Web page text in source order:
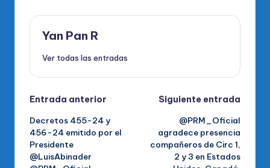
Yan Pan R
Ver todas las entradas
Navegación
de
entradas
Entrada anterior
Decretos 455-24 y
456-24 emitido por el
Presidente
@LuisAbinader
Siguiente entrada
@PRM_Oficial
agradece presencia
compañeros de Circ 1,
2 y 3 en Estados